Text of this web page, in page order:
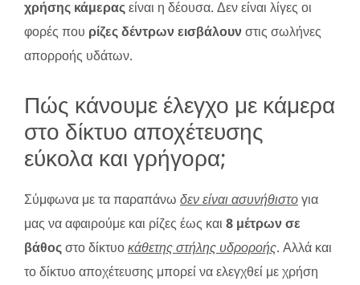
χρήσης κάμεραςείναι η δέουσα. Δεν είναι λίγες οι
φορές που ρίζες δέντρων εισβάλουνστις σωλήνες
απορροής υδάτων.
Πώς κάνουμε έλεγχο με κάμερα
στο δίκτυο αποχέτευσης
εύκολα και γρήγορα;
Σύμφωνα με τα παραπάνω δεν είναι ασυνήθιστογια
μας να αφαιρούμε και ρίζες έως και 8 μέτρων σε
βάθοςστο δίκτυοκάθετης στήλης υδροροής. Αλλά και
το δίκτυο αποχέτευσης μπορεί να ελεγχθεί με χρήση